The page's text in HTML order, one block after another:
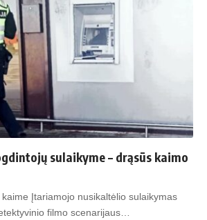
sulaikyme – drąsūs kaimo
Įtariamojo nusikaltėlio sulaikymas
filmo scenarijaus…